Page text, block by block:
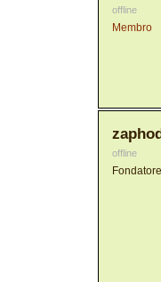
offline
Membro
offline
Fondatore